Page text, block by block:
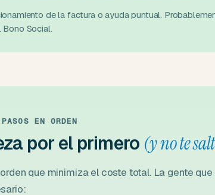
de la factura o ayuda puntual.
Social.
EN ORDEN
por el primero (y no te
que minimiza el coste total. La gente